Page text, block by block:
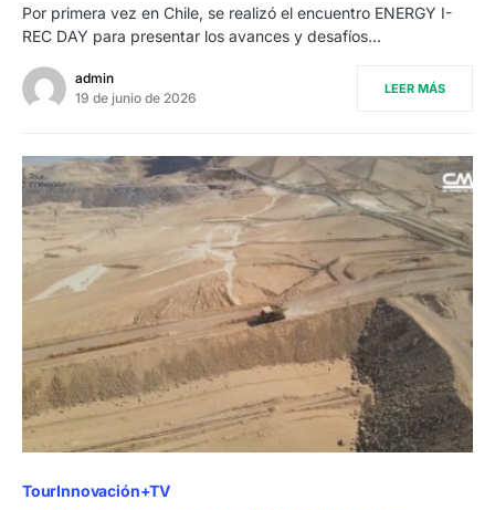
Por primera vez en Chile, se realizó el encuentro ENERGY I-
REC DAY para presentar los avances y desafíos…
admin
19 de junio de 2026
LEER MÁS
TourInnovación+TV